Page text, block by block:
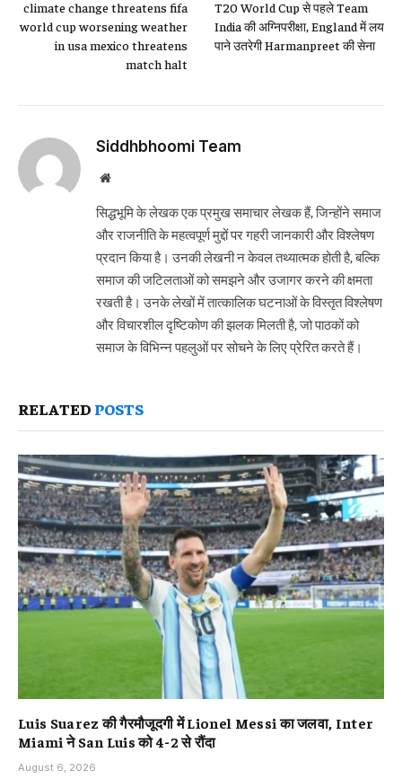
climate change threatens fifa
world cup worsening weather
in usa mexico threatens
match halt
T20 World Cup से पहले Team
India की अग्निपरीक्षा, England में लय
पाने उतरेगी Harmanpreet की सेना
Siddhbhoomi Team
Website
सिद्धभूमि के लेखक एक प्रमुख समाचार लेखक हैं, जिन्होंने समाज
और राजनीति के महत्वपूर्ण मुद्दों पर गहरी जानकारी और विश्लेषण
प्रदान किया है। उनकी लेखनी न केवल तथ्यात्मक होती है, बल्कि
समाज की जटिलताओं को समझने और उजागर करने की क्षमता
रखती है। उनके लेखों में तात्कालिक घटनाओं के विस्तृत विश्लेषण
और विचारशील दृष्टिकोण की झलक मिलती है, जो पाठकों को
समाज के विभिन्न पहलुओं पर सोचने के लिए प्रेरित करते हैं।
RELATED POSTS
Luis Suarez की गैरमौजूदगी में Lionel Messi का जलवा, Inter
Miami ने San Luis को 4-2 से रौंदा
August 6, 2026